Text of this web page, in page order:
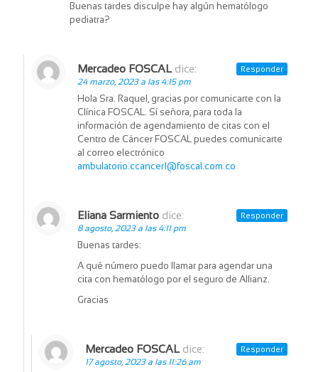
Buenas tardes disculpe hay algún hematólogo
pediatra?
Mercadeo FOSCAL dice:
24 marzo, 2023 a las 4:15 pm
Hola Sra. Raquel, gracias por comunicarte con la
Clínica FOSCAL. Sí señora, para toda la
información de agendamiento de citas con el
Centro de Cáncer FOSCAL puedes comunicarte
al correo electrónico
ambulatorio.ccancer1@foscal.com.co
Responder
Eliana Sarmiento dice:
8 agosto, 2023 a las 4:11 pm
Buenas tardes:
A qué número puedo llamar para agendar una
cita con hematólogo por el seguro de Allianz.
Gracias
Responder
Mercadeo FOSCAL dice:
17 agosto, 2023 a las 11:26 am
Responder